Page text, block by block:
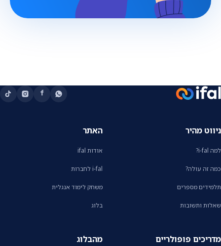
ניווט מהיר
למה i-fal?
כמה זה עולה?
תלמידים מספרים
שאלות ותשובות
האתר
אודות ifal
i-fal לחברות
משחק לימוד אנגלית
בלוג
מדריכים פופולריים מהבלוג